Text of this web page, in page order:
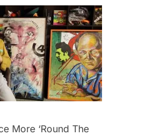
More ‘Round The